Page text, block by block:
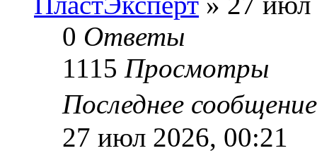
0 Ответы
1115 Просмотры
Последнее
27 июл 2026, 00:21